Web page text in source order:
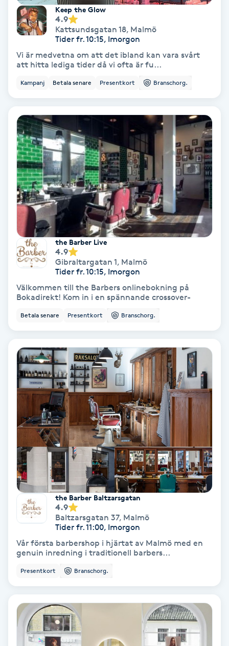
Coachning
Color correction
Cryoterapi
Dermapen
Diamantslipning
Enzympeeling
Extensions
Extensions borttagning
Eyeliner-tatuering
Face framing
Faceliftmassage
Fet hårbotten
Fettreducering
Fibromassage
Fillers
Fotmassage
Fotvård
Fransar
Fransborttagning
Fransfärgning
Keep the Glow
4.9
Kattsundsgatan 18, Malmö
Tider fr. 10:15, Imorgon
Vi är medvetna om att det ibland kan vara svårt
att hitta lediga tider då vi ofta är fu...
Kampanj Betala senare Presentkort Branschorg.
the Barber Live
4.9
Gibraltargatan 1, Malmö
Tider fr. 10:15, Imorgon
Välkommen till the Barbers onlinebokning på
Bokadirekt! Kom in i en spännande crossover-
Betala senare Presentkort Branschorg.
the Barber Baltzarsgatan
4.9
Baltzarsgatan 37, Malmö
Tider fr. 11:00, Imorgon
Vår första barbershop i hjärtat av Malmö med en
genuin inredning i traditionell barbers...
Presentkort Branschorg.